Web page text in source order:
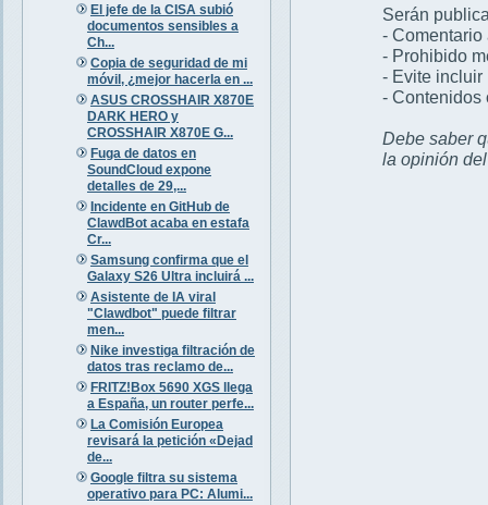
El jefe de la CISA subió
documentos sensibles a
Ch...
Copia de seguridad de mi
móvil, ¿mejor hacerla en ...
ASUS CROSSHAIR X870E
DARK HERO y
CROSSHAIR X870E G...
Fuga de datos en
SoundCloud expone
detalles de 29,...
Incidente en GitHub de
ClawdBot acaba en estafa
Cr...
Samsung confirma que el
Galaxy S26 Ultra incluirá ...
Asistente de IA viral
"Clawdbot" puede filtrar
men...
Nike investiga filtración de
datos tras reclamo de...
FRITZ!Box 5690 XGS llega
a España, un router perfe...
La Comisión Europea
revisará la petición «Dejad
de...
Google filtra su sistema
operativo para PC: Alumi...
Serán
- Comentario
- Prohibido
- Evite incluir
- Contenidos
Debe saber
la opinión